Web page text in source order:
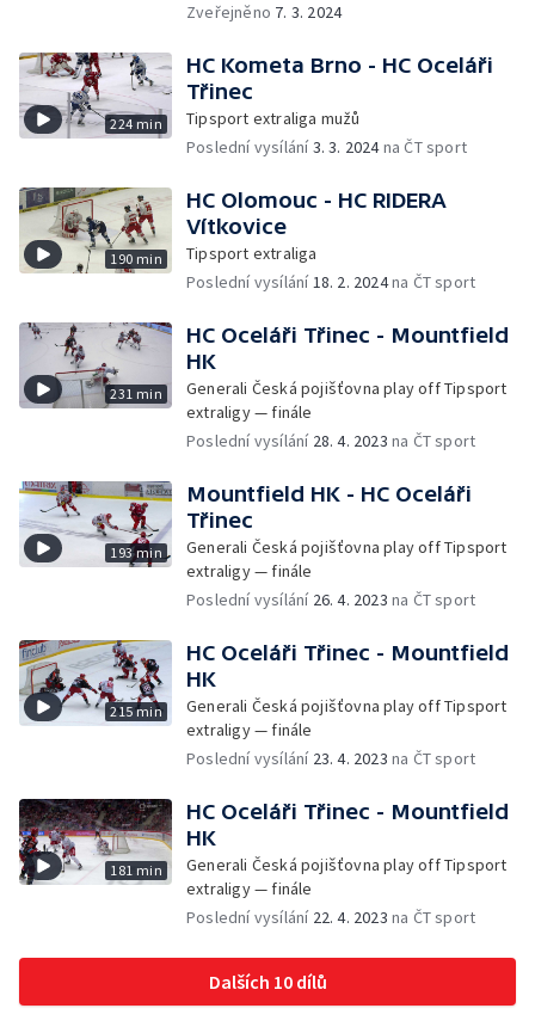
Zveřejněno 7. 3. 2024
224 min
HC Kometa Brno - HC Oceláři
Třinec
Tipsport extraliga mužů
Poslední vysílání3. 3. 2024na ČT sport
190 min
HC Olomouc - HC RIDERA
Vítkovice
Tipsport extraliga
Poslední vysílání18. 2. 2024na ČT sport
231 min
HC Oceláři Třinec - Mountfield
HK
Generali Česká pojišťovna play off Tipsport
extraligy — finále
Poslední vysílání 28. 4. 2023 na ČT sport
193 min
Mountfield HK - HC Oceláři
Třinec
Generali Česká pojišťovna play off Tipsport
extraligy — finále
Poslední vysílání 26. 4. 2023 na ČT sport
215 min
HC Oceláři Třinec - Mountfield
HK
Generali Česká pojišťovna play off Tipsport
extraligy — finále
Poslední vysílání 23. 4. 2023 na ČT sport
181 min
HC Oceláři Třinec - Mountfield
HK
Generali Česká pojišťovna play off Tipsport
extraligy — finále
Poslední vysílání 22. 4. 2023 na ČT sport
Dalších 10 dílů